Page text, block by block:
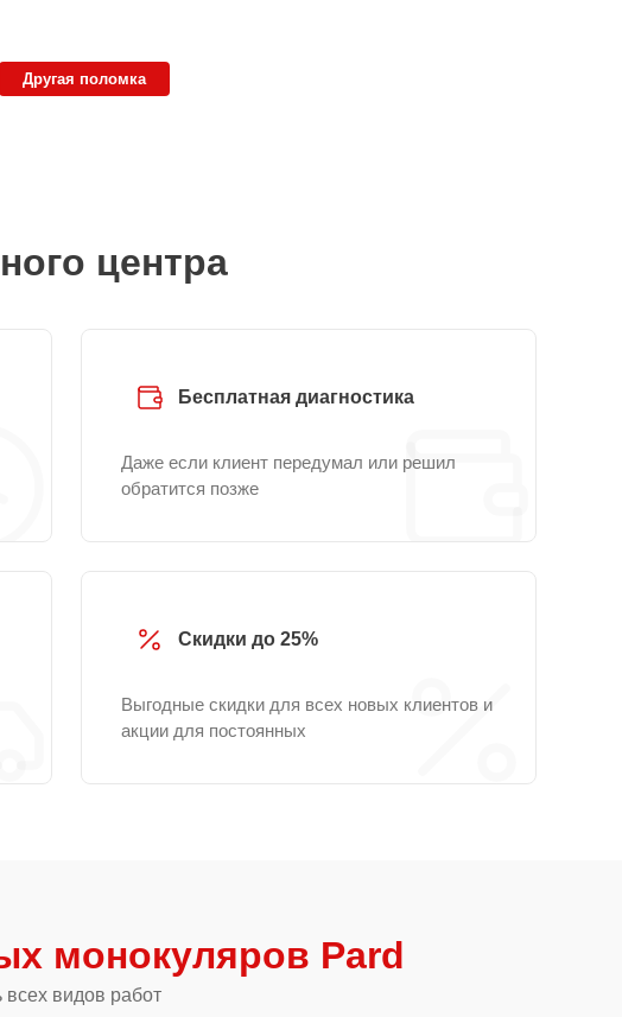
Другая поломка
центра
Бесплатная диагностика
Даже если клиент передумал или решил
обратится позже
Скидки до 25%
Выгодные скидки для всех новых клиентов и
акции для постоянных
монокуляров Pard
всех видов работ